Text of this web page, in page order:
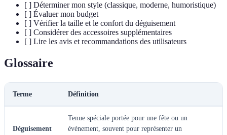
[ ] Déterminer mon style (classique, moderne, humoristique)
[ ] Évaluer mon budget
[ ] Vérifier la taille et le confort du déguisement
[ ] Considérer des accessoires supplémentaires
[ ] Lire les avis et recommandations des utilisateurs
Glossaire
Terme Définition
Déguisement
Tenue spéciale portée pour une fête ou un
événement, souvent pour représenter un